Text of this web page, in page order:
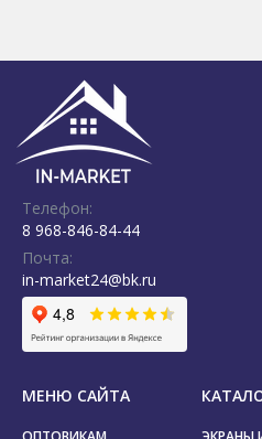
Телефон:
8 968-846-84-44
Почта:
in-market24@bk.ru
МЕНЮ САЙТА